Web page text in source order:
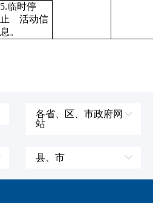
5.临时停
止 活动信
息。
各省、区、市政府网
站
县、市
皮山县